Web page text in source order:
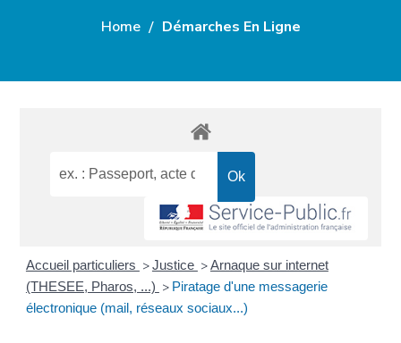
Home Démarches En Ligne
Accueil particuliers >Justice >Arnaque sur internet
(THESEE, Pharos, ...) > Piratage d'une messagerie
électronique (mail, réseaux sociaux...)